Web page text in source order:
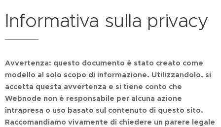
Informativa sulla privacy
Avvertenza: questo documento è stato creato come
modello al solo scopo di informazione. Utilizzandolo, si
accetta questa avvertenza e si tiene conto che
Webnode non è responsabile per alcuna azione
intrapresa o uso basato sul contenuto di questo sito.
Raccomandiamo vivamente di chiedere un parere legale